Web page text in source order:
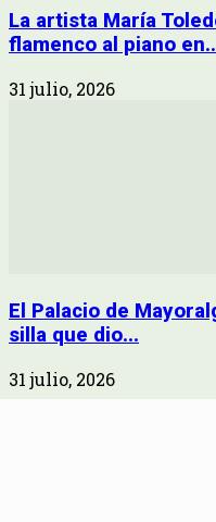
La artista María
flamenco al piano
31 julio, 2026
El Palacio de
silla que dio...
31 julio, 2026